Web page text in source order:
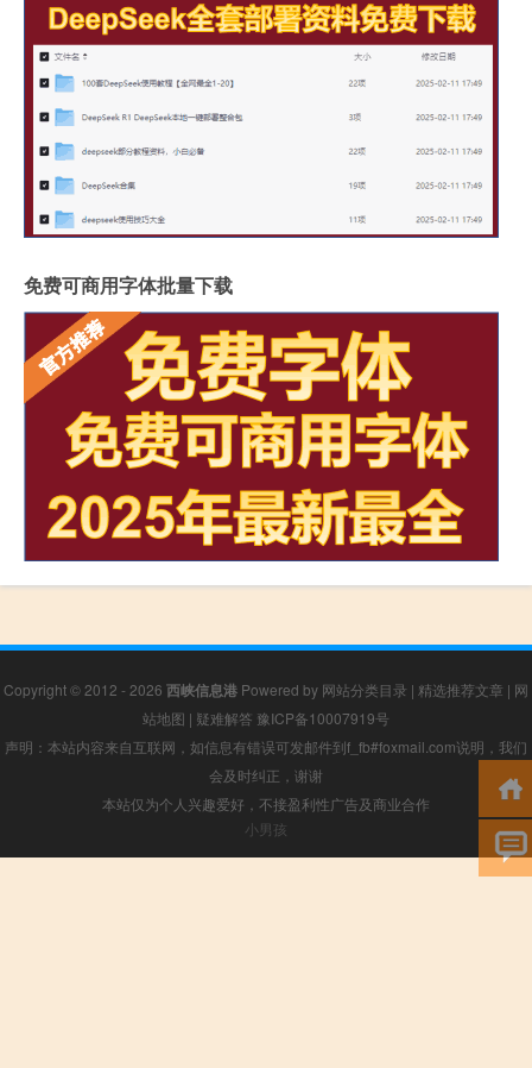
免费可商用字体批量下载
Copyright © 2012 - 2026 西峡信息港 Powered by 网站分类目录 | 精选推荐文章 | 网
站地图 | 疑难解答 豫ICP备10007919号
声明：本站内容来自互联网，如信息有错误可发邮件到f_fb#foxmail.com说明，我们
会及时纠正，谢谢
本站仅为个人兴趣爱好，不接盈利性广告及商业合作
小男孩